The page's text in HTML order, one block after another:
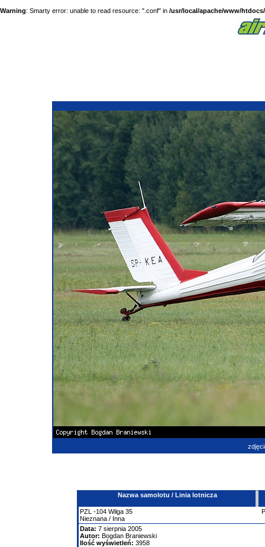
Warning: Smarty error: unable to read resource: ".conf" in /usr/local/apache/www/
Nazwa samolotu / Linia lotnicza
PZL -104 Wilga 35
Nieznana / Inna
Data: 7 sierpnia 2005
Autor: Bogdan Braniewski
Ilość wyświetleń: 3958